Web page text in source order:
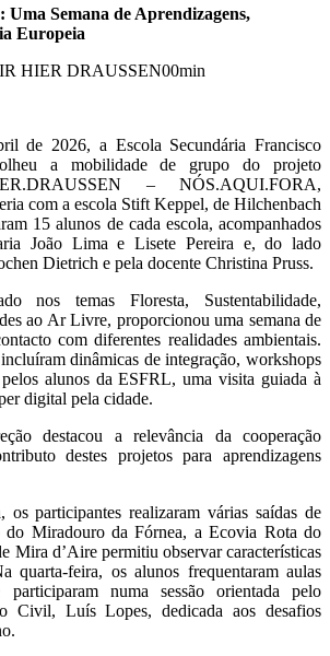
Semana de Aprendizagens,
Europeia
de 2026, a Escola Secundária Francisco
a mobilidade de grupo do projeto
– NÓS.AQUI.FORA,
com a escola Stift Keppel, de Hilchenbach
15 alunos de cada escola, acompanhados
João Lima e Lisete Pereira e, do lado
Dietrich e pela docente Christina Pruss.
nos temas Floresta, Sustentabilidade,
ao Ar Livre, proporcionou uma semana de
com diferentes realidades ambientais.
dinâmicas de integração, workshops
pelos alunos da ESFRL, uma visita guiada à
digital pela cidade.
destacou a relevância da cooperação
destes projetos para aprendizagens
os participantes realizaram várias saídas de
do Miradouro da Fórnea, a Ecovia Rota do
Mira d’Aire permitiu observar características
quarta‑feira, os alunos frequentaram aulas
numa sessão orientada pelo
Civil, Luís Lopes, dedicada aos desafios